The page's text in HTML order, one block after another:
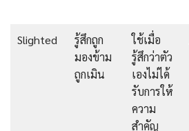
Slighted
รู้สึกถูก
มองข้าม
ถูกเมิน
ใช้เมื่อ
รู้สึกว่าตัว
เองไม่ได้
รับการให้
ความ
สำคัญ